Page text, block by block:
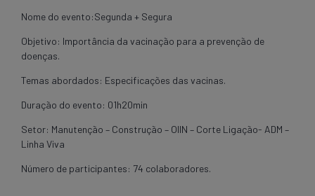
Nome do evento:Segunda + Segura
Objetivo: Importância da vacinação para a prevenção de
doenças.
Temas abordados: Especificações das vacinas.
Duração do evento: 01h20min
Setor: Manutenção – Construção – OIIN – ​​​​​​​​​​​​​​​​​​​​​​​​​​​​​​​​​​​​​​​​Corte Ligação- ADM –
Linha Viva
Número de participantes: 74 colaboradores.